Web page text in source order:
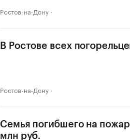
Ростов-на-Дону
В Ростове всех
Ростов-на-Дону
Семья погибшего на
млн руб.